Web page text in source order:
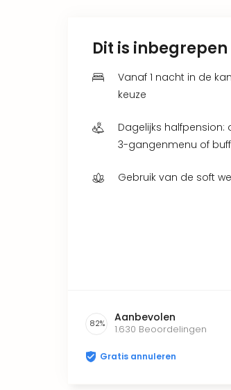
Dit is inbegrepen
Vanaf 1 nacht in de
keuze
Dagelijks halfpension:
3-gangenmenu of
Gebruik van de soft
82% Aanbevolen
1.630 Beoordelingen
Gratis annuleren